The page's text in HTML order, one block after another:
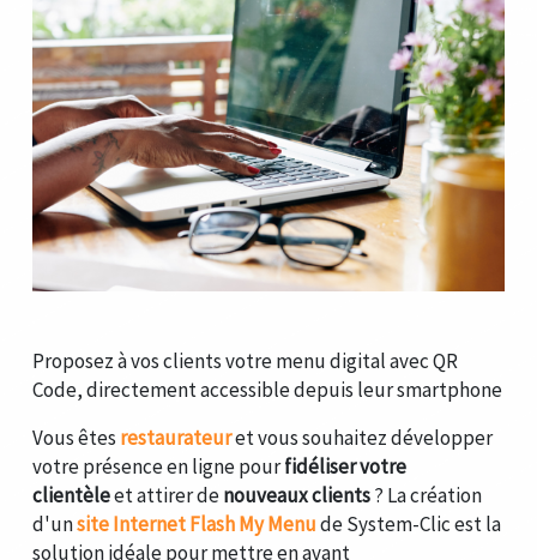
Proposez à vos clients votre menu digital avec QR
Code, directement accessible depuis leur smartphone
Vous êtes restaurateuret vous souhaitez développer
votre présence en ligne pourfidéliser votre
clientèleet attirer denouveaux clients? La création
d'unsite Internet Flash My Menude System-Clic est la
solution idéale pour mettre en avant